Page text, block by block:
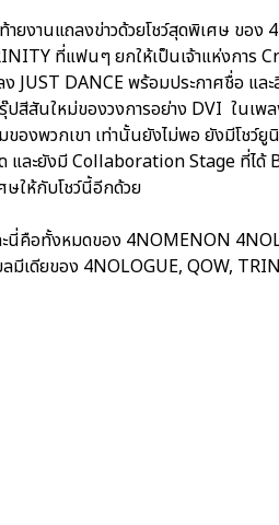
ายงานแถลงข่าวด้วยโชว์สุดพิเศษ ของ
ที่แฟนๆ ยกให้เป็นเจ้าแห่งการ
ง JUST DANCE พร้อมประกาศชื่อ แ
ปสีสันใหม่ของวงการอย่าง DVI ในเพ
ของพวกเขา เท่านั้นยังไม่พอ ยังมีโชว์
และยังมี Collaboration Stage ที่ได้
ษให้กับโชว์นี้อีกด้วย
นี่คือทั้งหมดของ 4NOMENON
ลมีเดียของ 4NOLOGUE, QOW,